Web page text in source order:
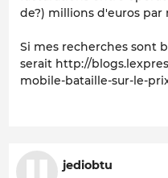
de?) millions d'euros par
Si mes recherches sont
serait http://
mobile-bataille-sur-le-
jediobtu